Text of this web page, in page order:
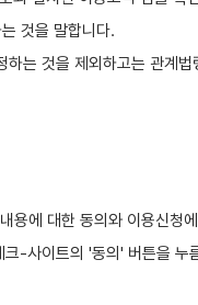
것을 말합니다.
는 것을 제외하고는 관계
용에 대한 동의와 이용신청
-사이트의 '동의' 버튼을 누